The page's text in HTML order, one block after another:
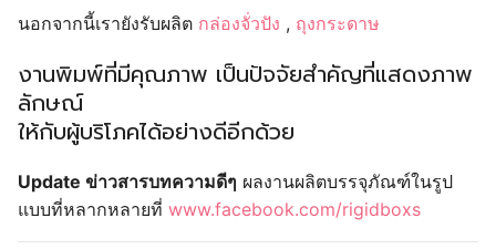
นอกจากนี้เรายังรับผลิต กล่องจั่วปัง , ถุงกระดาษ
งานพิมพ์ที่มีคุณภาพ เป็นปัจจัยสำคัญที่แสดงภาพ
ลักษณ์
ให้กับผู้บริโภคได้อย่างดีอีกด้วย
Update ข่าวสารบทความดีๆ ผลงานผลิตบรรจุภัณฑ์ในรูป
แบบที่หลากหลายที่ www.facebook.com/rigidboxs